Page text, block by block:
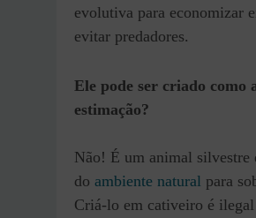
evolutiva para economizar
evitar predadores.
Ele pode ser criado como
estimação?
Não! É um animal silvestre
do ambiente natural para
Criá-lo em cativeiro é ilegal